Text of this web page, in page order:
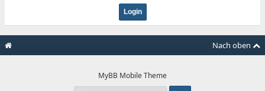
Nach oben
MyBB Mobile Theme